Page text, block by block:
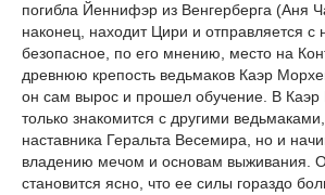
погибла Йеннифэр из Венгерберга (Аня
наконец, находит Цири и отправляется с
безопасное, по его мнению, место на
древнюю крепость ведьмаков Каэр
он сам вырос и прошел обучение. В
только знакомится с другими
наставника Геральта Весемира, но и
владению мечом и основам выживания.
становится ясно, что ее силы гораздо